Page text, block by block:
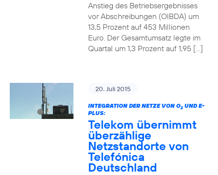
Anstieg des Betriebsergebnisses
vor Abschreibungen (OIBDA) um
13,5 Prozent auf 453 Millionen
Euro. Der Gesamtumsatz legte im
Quartal um 1,3 Prozent auf 1,95 […]
20. Juli 2015
INTEGRATION DER NETZE VON O2UND E-
PLUS:
Telekom übernimmt
überzählige
Netzstandorte von
Telefónica
Deutschland